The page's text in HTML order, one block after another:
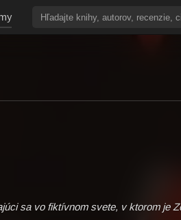
sa vo fiktívnom svete, v ktorom je